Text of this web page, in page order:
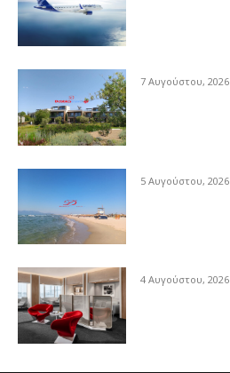
7 Αυγούστου, 2026
5 Αυγούστου, 2026
4 Αυγούστου, 2026